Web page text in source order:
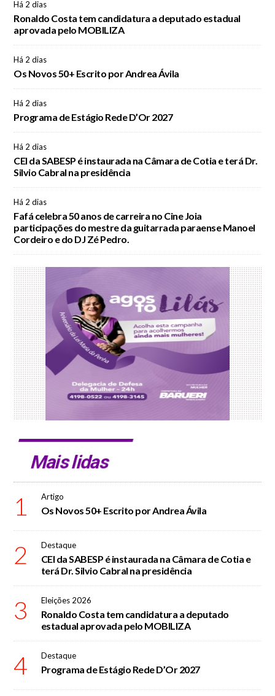
Há 2 dias
Ronaldo Costa tem candidatura a deputado estadual
aprovada pelo MOBILIZA
Há 2 dias
Os Novos 50+ Escrito por Andrea Ávila
Há 2 dias
Programa de Estágio Rede D’Or 2027
Há 2 dias
CEI da SABESP é instaurada na Câmara de Cotia e terá Dr.
Silvio Cabral na presidência
Há 2 dias
Fafá celebra 50 anos de carreira no Cine Joia
participações do mestre da guitarrada paraense Manoel
Cordeiro e do DJ Zé Pedro.
Mais lidas
1 Artigo
Os Novos 50+ Escrito por Andrea Ávila
2 Destaque
CEI da SABESP é instaurada na Câmara de Cotia e
terá Dr. Silvio Cabral na presidência
3 Eleições 2026
Ronaldo Costa tem candidatura a deputado
estadual aprovada pelo MOBILIZA
4 Destaque
Programa de Estágio Rede D’Or 2027